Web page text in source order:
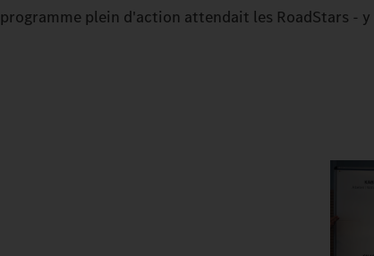
programme plein d'action attendait les RoadStars -